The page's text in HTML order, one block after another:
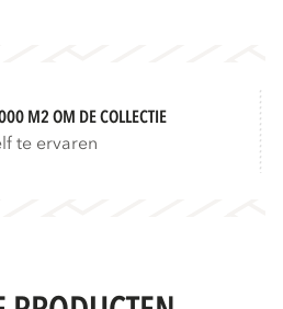
M2 OM DE COLLECTIE
te ervaren